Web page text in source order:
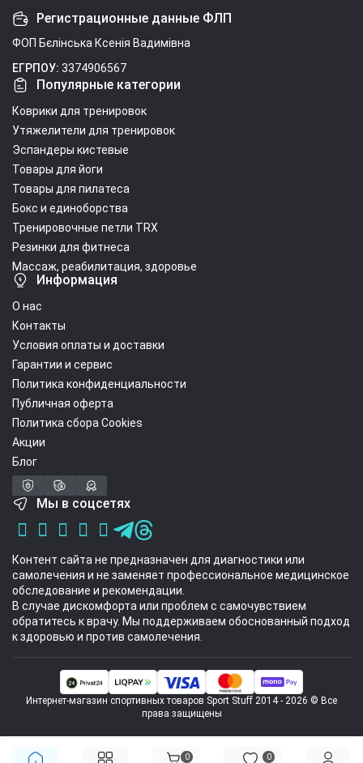
0 0
Регистрационные данные ФЛП
ФОП Бєлінська Ксенія Вадимівна
ЕГРПОУ: 3374906567
Популярные категории
Коврики для тренировок
Утяжелители для тренировок
Эспандеры кистевые
Товары для йоги
Товары для пилатеса
Бокс и единоборства
Тренировочные петли TRX
Резинки для фитнеса
Массаж, реабилитация, здоровье
Информация
О нас
Контакты
Условия оплаты и доставки
Гарантии и сервис
Политика конфиденциальности
Публичная оферта
Политика сбора Cookies
Акции
Блог
Мы в соцсетях
Контент сайта не предназначен для диагностики или
самолечения и не заменяет профессиональное медицинское
обследование и рекомендации.
В случае дискомфорта или проблем с самочувствием
обратитесь к врачу. Мы поддерживаем обоснованный подход
к здоровью и против самолечения.
Интернет-магазин спортивных товаров Sport Stuff 2014 - 2026 © Все
права защищены